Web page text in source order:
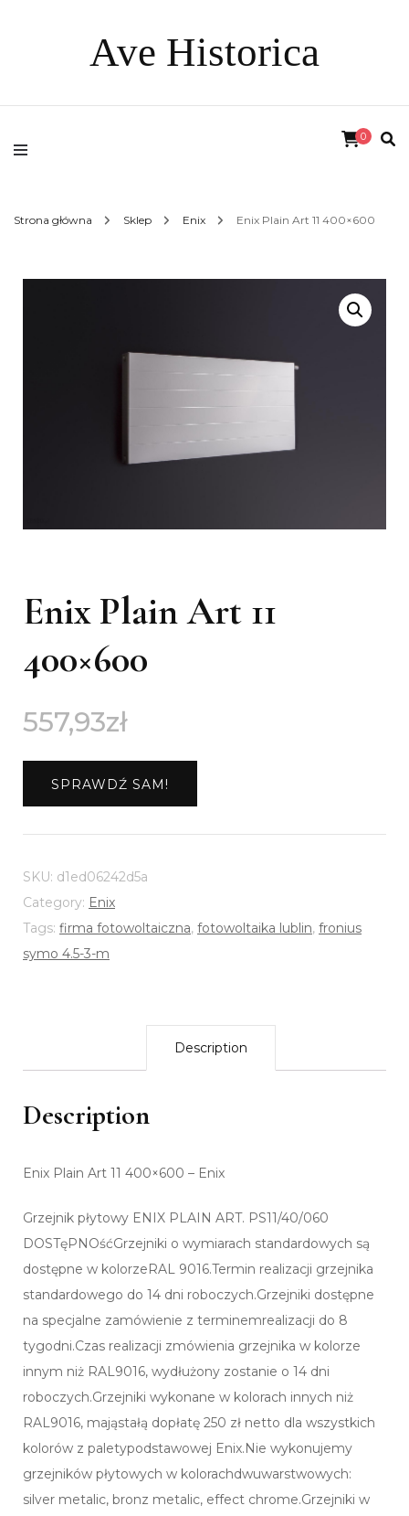
Ave Historica
0
Strona główna Sklep Enix Enix Plain Art 11 400×600
Enix Plain Art 11
400×600
557,93zł
SPRAWDŹ SAM!
SKU: d1ed06242d5a
Category: Enix
Tags: firma fotowoltaiczna, fotowoltaika lublin, fronius
symo 4.5-3-m
Description
Description
Enix Plain Art 11 400×600 – Enix
Grzejnik płytowy ENIX PLAIN ART. PS11/40/060
DOSTęPNOśćGrzejniki o wymiarach standardowych są
dostępne w kolorzeRAL 9016.Termin realizacji grzejnika
standardowego do 14 dni roboczych.Grzejniki dostępne
na specjalne zamówienie z terminemrealizacji do 8
tygodni.Czas realizacji zmówienia grzejnika w kolorze
innym niż RAL9016, wydłużony zostanie o 14 dni
roboczych.Grzejniki wykonane w kolorach innych niż
RAL9016, mająstałą dopłatę 250 zł netto dla wszystkich
kolorów z paletypodstawowej Enix.Nie wykonujemy
grzejników płytowych w kolorachdwuwarstwowych:
silver metalic, bronz metalic, effect chrome.Grzejniki w